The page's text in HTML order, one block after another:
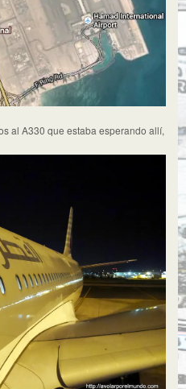
al A330 que estaba esperando allí,